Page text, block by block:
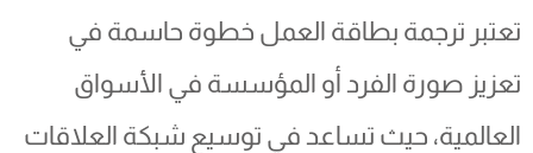
تعتبر ترجمة بطاقة العمل خطوة حاسمة في
تعزيز صورة الفرد أو المؤسسة في الأسواق
العالمية، حيث تساعد في توسيع شبكة العلاقات